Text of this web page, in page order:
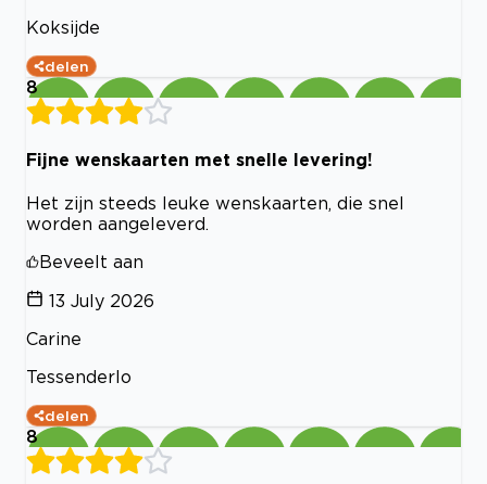
Koksijde
delen
8
Fijne wenskaarten met snelle levering!
Het zijn steeds leuke wenskaarten, die snel
worden aangeleverd.
Beveelt aan
13 July 2026
Carine
Tessenderlo
delen
8